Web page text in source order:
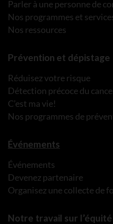
Parler à une personne de
Nos programmes et
Nos ressources
Prévention et dépistage
Réduisez votre risque
Détection précoce du
C’est ma vie!
Nos programmes de
Événements
Événements
Devenez partenaire
Organisez une collecte de
Notre travail sur